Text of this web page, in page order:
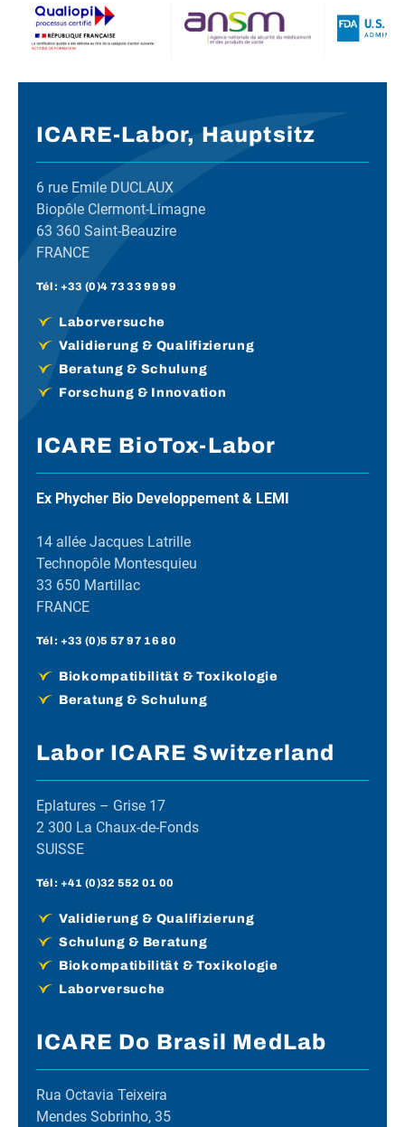
ICARE-Labor, Hauptsitz
6 rue Emile DUCLAUX
Biopôle Clermont-Limagne
63 360 Saint-Beauzire
FRANCE
Tél : +33 (0)4 73 33 99 99
Laborversuche
Validierung & Qualifizierung
Beratung & Schulung
Forschung & Innovation
ICARE BioTox-Labor
Ex Phycher Bio Developpement & LEMI
14 allée Jacques Latrille
Technopôle Montesquieu
33 650 Martillac
FRANCE
Tél : +33 (0)5 57 97 16 80
Biokompatibilität & Toxikologie
Beratung & Schulung
Labor ICARE Switzerland
Eplatures – Grise 17
2 300 La Chaux-de-Fonds
SUISSE
Tél : +41 (0)32 552 01 00
Validierung & Qualifizierung
Schulung & Beratung
Biokompatibilität & Toxikologie
Laborversuche
ICARE Do Brasil MedLab
Rua Octavia Teixeira
Mendes Sobrinho, 35